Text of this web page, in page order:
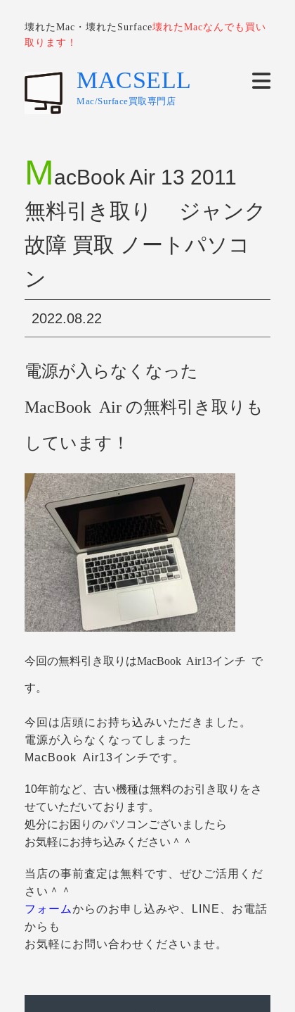
壊れたMac・壊れたSurface壊れたMacなんでも買い
取ります！
MACSELL
Mac/Surface買取専門店
MacBook Air 13 2011
無料引き取り ジャンク
故障 買取 ノートパソコ
ン
2022.08.22
電源が入らなくなった
MacBook Air の無料引き取りも
しています！
今回の無料引き取りはMacBook Air13インチ で
す。
今回は店頭にお持ち込みいただきました。
電源が入らなくなってしまった
MacBook Air13インチです。
10年前など、古い機種は無料のお引き取りをさ
せていただいております。
処分にお困りのパソコンございましたら
お気軽にお持ち込みください＾＾
当店の事前査定は無料です、ぜひご活用くだ
さい＾＾
フォームからのお申し込みや、LINE、お電話
からも
お気軽にお問い合わせくださいませ。